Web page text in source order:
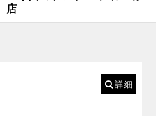
店
詳細